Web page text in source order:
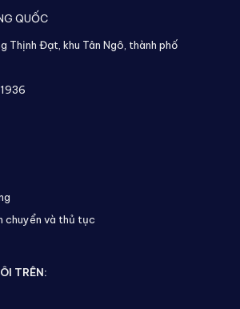
QUỐC
Thịnh Đạt, khu Tân Ngô, thành phố
chuyển và thủ tục
TRÊN: